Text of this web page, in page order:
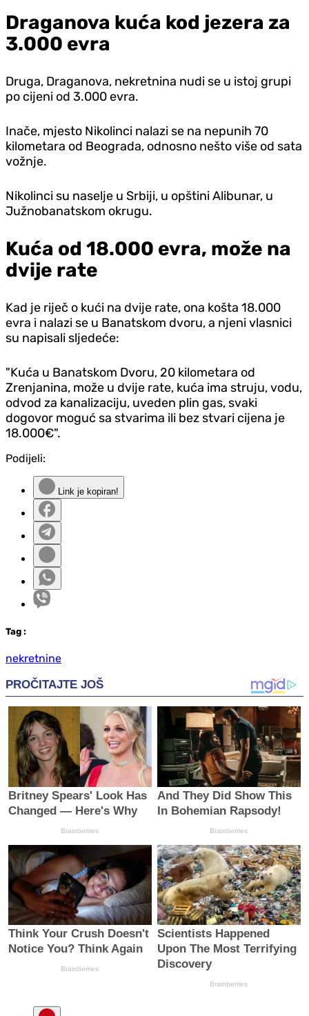
Draganova kuća kod jezera za
3.000 evra
Druga, Draganova, nekretnina nudi se u istoj grupi
po cijeni od 3.000 evra.
Inače, mjesto Nikolinci nalazi se na nepunih 70
kilometara od Beograda, odnosno nešto više od sata
vožnje.
Nikolinci su naselje u Srbiji, u opštini Alibunar, u
Južnobanatskom okrugu.
Kuća od 18.000 evra, može na
dvije rate
Kad je riječ o kući na dvije rate, ona košta 18.000
evra i nalazi se u Banatskom dvoru, a njeni vlasnici
su napisali sljedeće:
"Kuća u Banatskom Dvoru, 20 kilometara od
Zrenjanina, može u dvije rate, kuća ima struju, vodu,
odvod za kanalizaciju, uveden plin gas, svaki
dogovor moguć sa stvarima ili bez stvari cijena je
18.000€".
Podijeli:
Link je kopiran!
Tag :
nekretnine